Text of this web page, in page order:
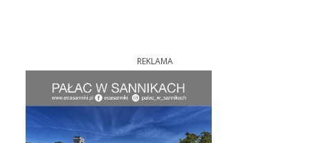
REKLAMA